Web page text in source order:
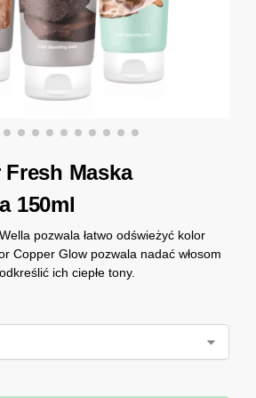
Maska
150ml
pozwala łatwo odświeżyć kolor
Copper Glow pozwala nadać włosom
ich ciepłe tony.